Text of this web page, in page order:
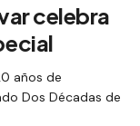
celebra
años de
Dos Décadas de